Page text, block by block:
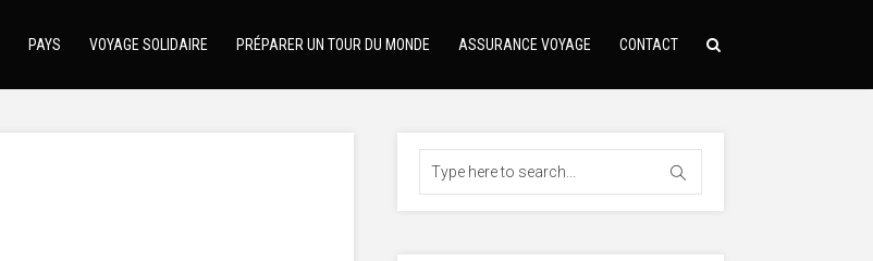
PAYS VOYAGE SOLIDAIRE PRÉPARER UN TOUR DU MONDE ASSURANCE VOYAGE CONTACT